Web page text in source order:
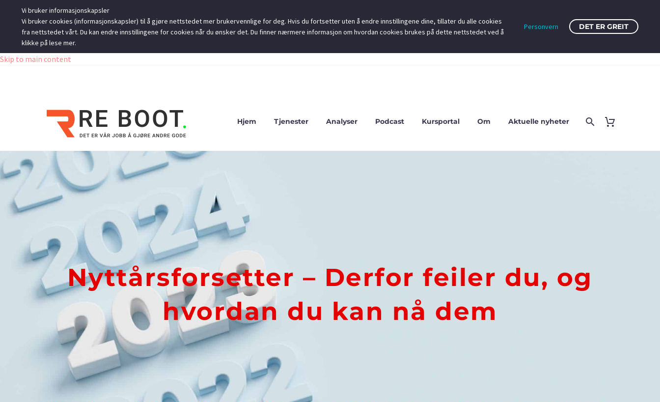
Skip to main content
Hjem Tjenester Analyser Podcast Kursportal Om Aktuelle nyheter
Nyttårsforsetter – Derfor feiler du, og
hvordan du kan nå dem
Vi bruker informasjonskapsler
Vi bruker cookies (informasjonskapsler) til å gjøre nettstedet mer brukervennlige for deg. Hvis du fortsetter uten å endre innstillingene dine, tillater du alle cookies
fra nettstedet vårt. Du kan endre innstillingene for cookies når du ønsker det. Du finner nærmere informasjon om hvordan cookies brukes på dette nettstedet ved å
klikke på lese mer.
Personvern DET ER GREIT